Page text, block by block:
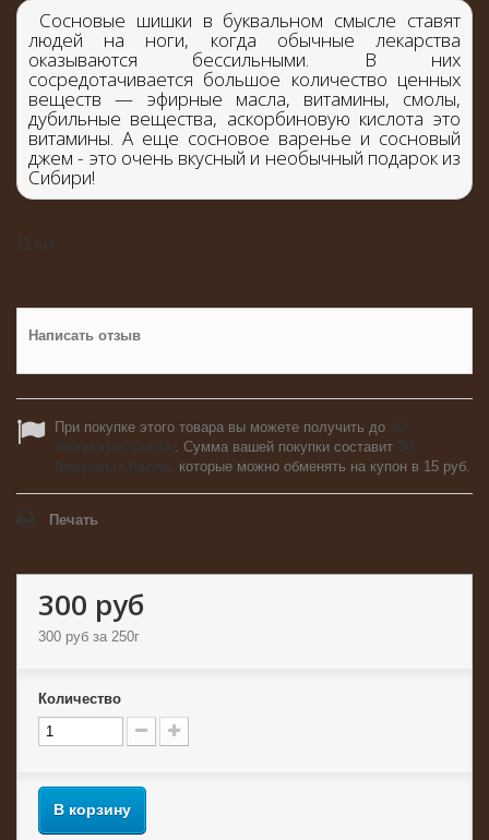
Сосновые шишки в буквальном смысле ставят
людей на ноги, когда обычные лекарства
оказываются бессильными. В них
сосредотачивается большое количество ценных
веществ — эфирные масла, витамины, смолы,
дубильные вещества, аскорбиновую кислота это
витамины. А еще сосновое варенье и сосновый
джем - это очень вкусный и необычный подарок из
Сибири!
Написать отзыв
При покупке этого товара вы можете получить до
. Сумма вашей покупки составит
которые можно обменять на купон в 15 руб.
Печать
300 руб
300 руб за 250г
Количество
В корзину